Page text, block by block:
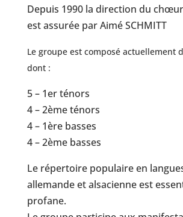
Depuis 1990 la direction du
est assurée par Aimé SCHMITT
Le groupe est composé actuellement
dont :
5 – 1er ténors
4 – 2ème ténors
4 – 1ère basses
4 – 2ème basses
Le répertoire populaire en
allemande et alsacienne est
profane.